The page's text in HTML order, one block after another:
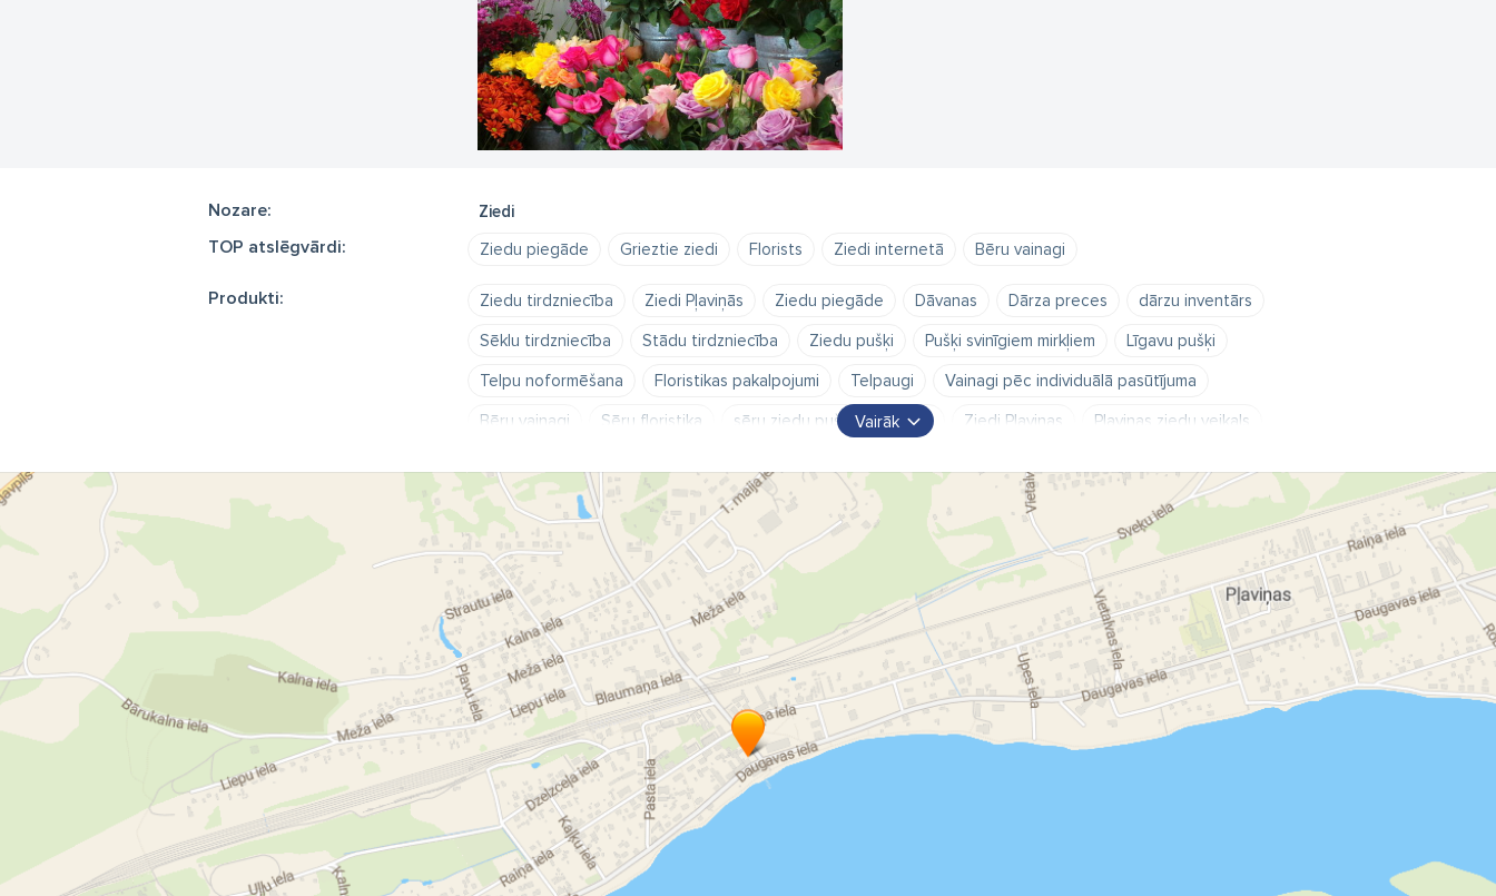
Nozare: Ziedi
TOP atslēgvārdi: Ziedu piegāde Grieztie ziedi Florists Ziedi internetā Bēru vainagi
Produkti: Ziedu tirdzniecība Ziedi Pļaviņās Ziedu piegāde Dāvanas Dārza preces
dārzu inventārs
Sēklu tirdzniecība
Stādu tirdzniecība Ziedu pušķi Pušķi svinīgiem mirkļiem
Līgavu pušķi
Telpu noformēšana
Floristikas pakalpojumi Telpaugi
Vainagi pēc individuālā pasūtījuma
Bēru vainagi
Sēru floristika sēru ziedu pušķi strausi Ziedi Pļaviņas
Pļaviņas ziedu veikals
Vairāk